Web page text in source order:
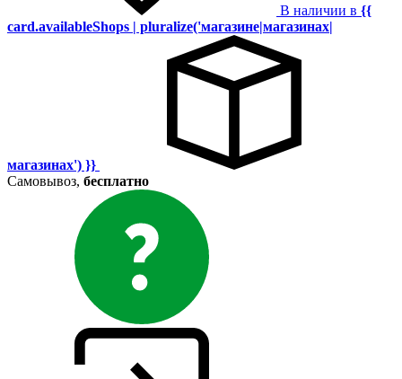
В наличии в {{
card.availableShops | pluralize('магазине|магазинах|
магазинах') }}
Самовывоз, бесплатно